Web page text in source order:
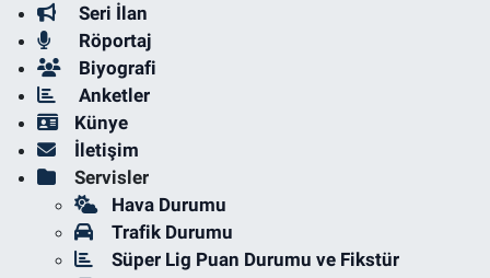
Seri İlan
Röportaj
Biyografi
Anketler
Künye
İletişim
Servisler
Hava Durumu
Trafik Durumu
Süper Lig Puan Durumu ve Fikstür